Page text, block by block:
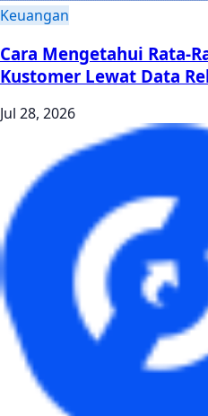
Keuangan
Cara Mengetahui Rata-
Kustomer Lewat Data
Jul 28, 2026